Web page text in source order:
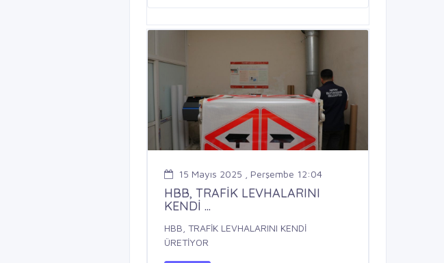
15 Mayıs 2025 , Perşembe 12:04
HBB, TRAFİK LEVHALARINI
KENDİ ...
HBB, TRAFİK LEVHALARINI KENDİ
ÜRETİYOR